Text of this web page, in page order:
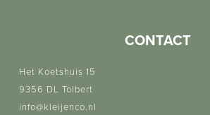
CONTACT
Het Koetshuis 15
9356 DL Tolbert
info@kleijenco.nl